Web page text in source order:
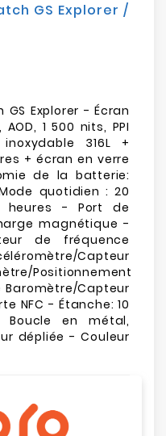
GS Explorer /
Explorer - Écran
AOD, 1 500 nits, PPI
316L +
+ écran en verre
de la batterie:
quotidien : 20
heures - Port de
magnétique -
de fréquence
Capteur
Positionnement
Baromètre/Capteur
NFC - Étanche: 10
Boucle en métal,
dépliée - Couleur